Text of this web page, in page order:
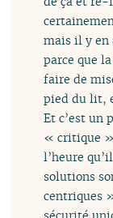
mais il y en
parce que
faire de
pied du lit,
Et c’est un
« critique »
l’heure
solutions
centriques